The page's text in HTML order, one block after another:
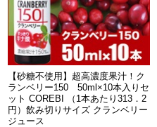
【砂糖不使用】超高濃度果汁！ク
ランベリー150 50ml×10本入りセ
ット COREBI （1本あたり313．2
円）飲み切りサイズ クランベリー
ジュース